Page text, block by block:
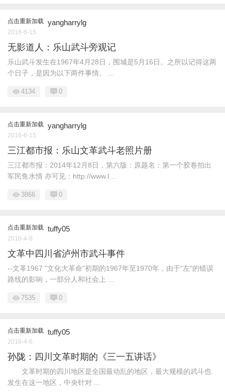
点击重新加载 yangharrylg
2016-6-15
无影道人：乐山武斗旁观记
乐山武斗发生在1967年4月28日，围城是5月16日。之所以记得这两
个日子，是因为以下两件事情。 ...
4134 0
点击重新加载 yangharrylg
2016-6-15
三江都市报：乐山文革武斗老照片册
三江都市报：2014年12月8日，第六版：原题名：第一个胶卷拍出
军民鱼水情 亦可见：http://www.l ...
3866 0
点击重新加载 tuffy05
2016-4-6
文革中四川省泸州市武斗事件
--文革1967 "文化大革命"初期的1967年至1970年，由于"左"的错误
路线的影响，一部分人和社会上 ...
7535 0
点击重新加载 tuffy05
2016-4-6
孙陇：四川文革时期的《三一五讲话》
文革时期的四川地区是全国最动乱的地区，最大规模的武斗也
发生在这一地区，中央针对 ...